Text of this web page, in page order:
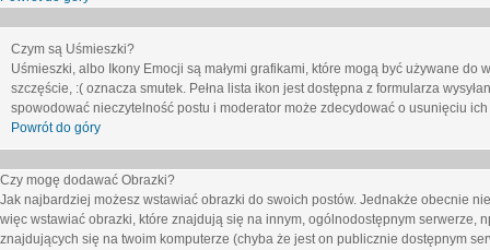
Czym są Uśmieszki?
Uśmieszki, albo Ikony Emocji są małymi grafikami, które mogą być używane
szczęście, :( oznacza smutek. Pełna lista ikon jest dostępna z formularza
spowodować nieczytelność postu i moderator może zdecydować o usunięciu ich
Powrót do góry
Czy mogę dodawać Obrazki?
Jak najbardziej możesz wstawiać obrazki do swoich postów. Jednakże obecnie
więc wstawiać obrazki, które znajdują się na innym, ogólnodostępnym serwerze,
znajdujących się na twoim komputerze (chyba że jest on publicznie dostępnym